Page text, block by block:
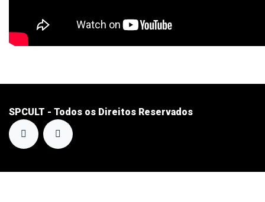
SPCULT - Todos os Direitos Reservados